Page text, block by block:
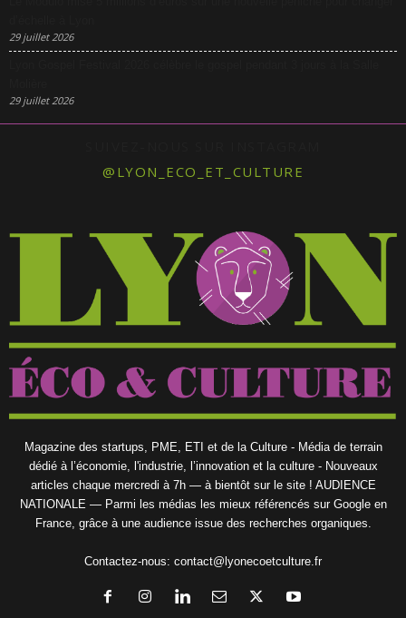
29 juillet 2026
29 juillet 2026
@LYON_ECO_ET_CULTURE
Magazine des startups, PME, ETI et de la Culture - Média de terrain
dédié à l’économie, l'industrie, l’innovation et la culture - Nouveaux
articles chaque mercredi à 7h — à bientôt sur le site ! AUDIENCE
NATIONALE — Parmi les médias les mieux référencés sur Google en
France, grâce à une audience issue des recherches organiques.
Contactez-nous: contact@lyonecoetculture.fr